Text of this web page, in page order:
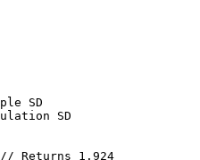
SD
SD
Returns 1.924